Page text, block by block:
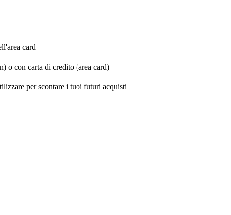
card
o con carta di credito (area card)
per scontare i tuoi futuri acquisti